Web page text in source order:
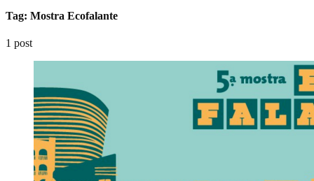
Tag: Mostra Ecofalante
1 post